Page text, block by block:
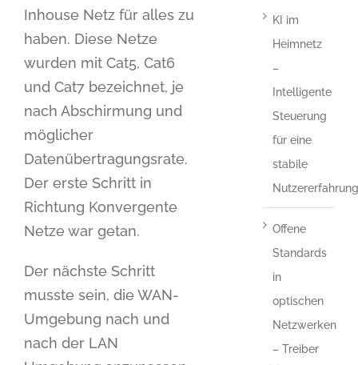
Inhouse Netz für alles zu
haben. Diese Netze
wurden mit Cat5, Cat6
und Cat7 bezeichnet, je
nach Abschirmung und
möglicher
Datenübertragungsrate.
Der erste Schritt in
Richtung Konvergente
Netze war getan.
Der nächste Schritt
musste sein, die WAN-
Umgebung nach und
nach der LAN
KI im
Heimnetz
–
Intelligente
Steuerung
für eine
stabile
Nutzererfahrung
Offene
Standards
in
optischen
Netzwerken
– Treiber